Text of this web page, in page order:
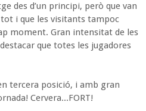
des d’un principi, però que van
i que les visitants tampoc
moment. Gran intensitat de les
que totes les jugadores
tercera posició, i amb gran
Cervera...FORT!